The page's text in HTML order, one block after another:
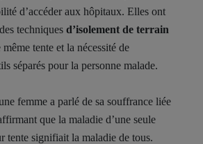
d’accéder aux hôpitaux. Elles ont
techniques d’isolement de terrain
tente et la nécessité de
séparés pour la personne malade.
femme a parlé de sa souffrance liée
que la maladie d’une seule
tente signifiait la maladie de tous.